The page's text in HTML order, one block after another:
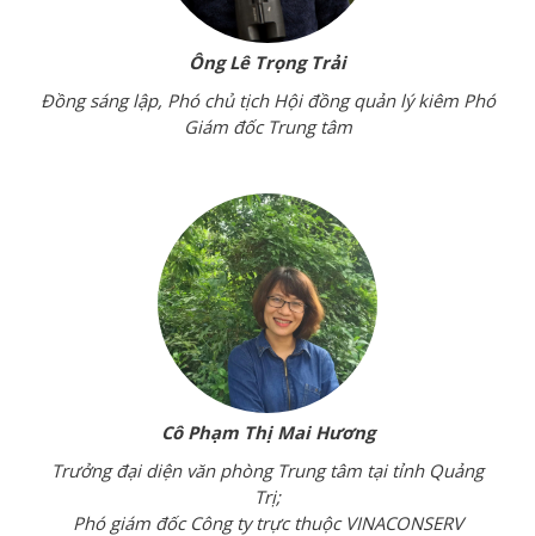
Ông Lê Trọng Trải
Đồng sáng lập, Phó chủ tịch Hội đồng quản lý kiêm Phó
Giám đốc Trung tâm
Cô Phạm Thị Mai Hương
Trưởng đại diện văn phòng Trung tâm tại tỉnh Quảng
Trị;
Phó giám đốc Công ty trực thuộc VINACONSERV